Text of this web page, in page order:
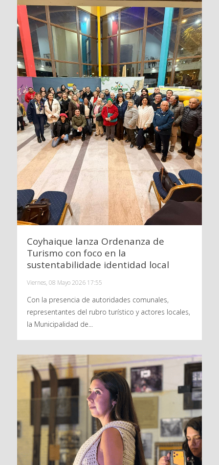
Coyhaique lanza Ordenanza de
Turismo con foco en la
sustentabilidade identidad local
Viernes, 08 Mayo 2026 17:55
Con la presencia de autoridades comunales,
representantes del rubro turístico y actores locales,
la Municipalidad de...